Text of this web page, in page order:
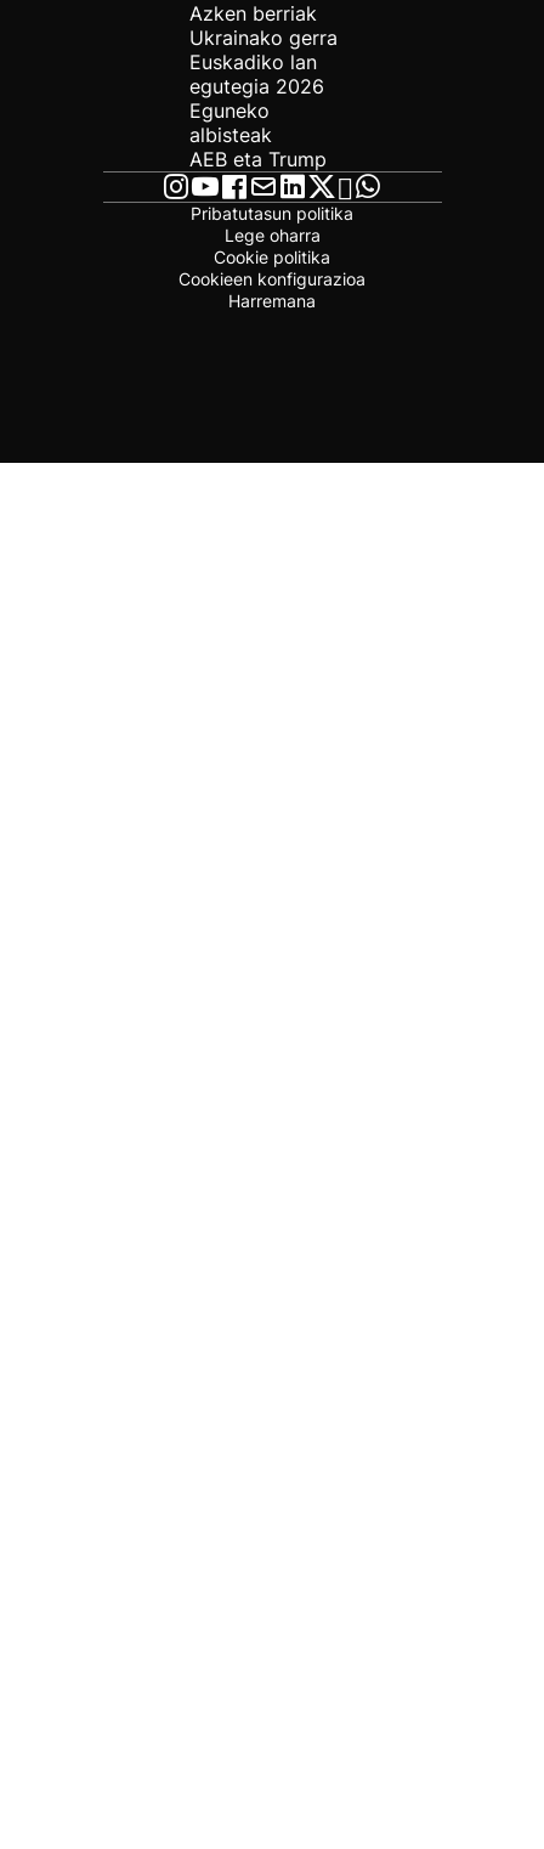
Azken berriak
Ukrainako gerra
Euskadiko lan
egutegia 2026
Eguneko
albisteak
AEB eta Trump
Pribatutasun politika
Lege oharra
Cookie politika
Cookieen konfigurazioa
Harremana